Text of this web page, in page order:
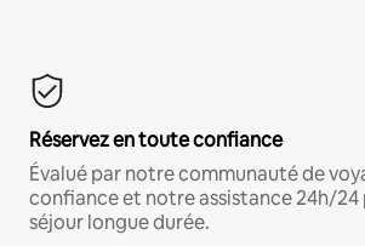
Réservez en toute confiance
Évalué par notre communauté de
confiance et notre assistance 24h/
séjour longue durée.